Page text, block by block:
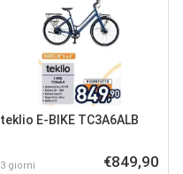
teklio E-BIKE TC3A6ALB
3 giorni €849,90